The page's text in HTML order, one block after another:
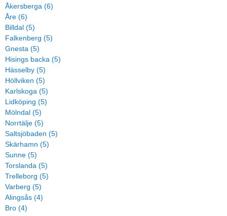
Åkersberga (6)
Åre (6)
Billdal (5)
Falkenberg (5)
Gnesta (5)
Hisings backa (5)
Hässelby (5)
Höllviken (5)
Karlskoga (5)
Lidköping (5)
Mölndal (5)
Norrtälje (5)
Saltsjöbaden (5)
Skärhamn (5)
Sunne (5)
Torslanda (5)
Trelleborg (5)
Varberg (5)
Alingsås (4)
Bro (4)